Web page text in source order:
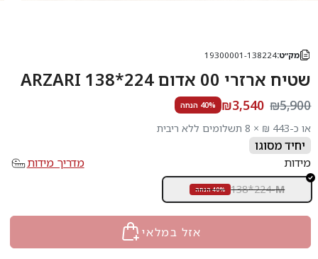
מק״ט:19300001-138224
שטיח ארזרי 00 אדום 224*138 ARZARI
₪5,900
₪3,540 40% הנחה
או כ-443 ₪ × 8 תשלומים ללא ריבית
יחיד מסוגו
מידות
מדריך מידות
M
-
138*224 40% הנחה
אזל במלאי